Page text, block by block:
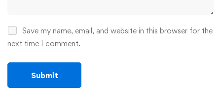
Save my name, email, and website in this browser for the
next time I comment.